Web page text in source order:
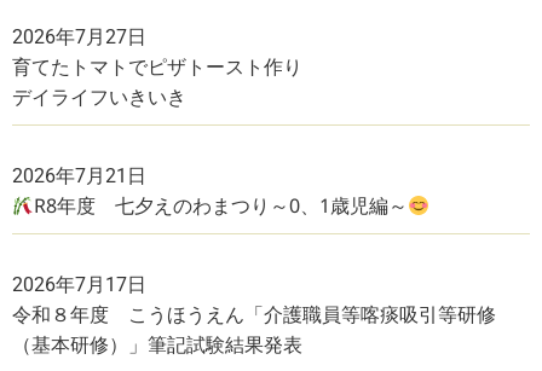
2026年7月27日
育てたトマトでピザトースト作り
デイライフいきいき
2026年7月21日
R8年度 七夕えのわまつり～0、1歳児編～
2026年7月17日
令和８年度 こうほうえん「介護職員等喀痰吸引等研修
（基本研修）」筆記試験結果発表